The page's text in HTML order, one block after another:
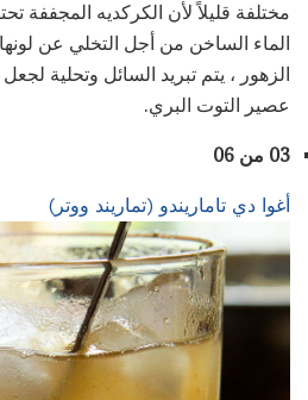
مختلفة قليلاً لأن الكركديه المجففة
الماء الساخن من أجل التخلي عن
الزهور ، يتم تبريد السائل وتحلية
عصير التوت البري.
03 من 06
أغوا دي تاماريندو (تماريند ووتر)